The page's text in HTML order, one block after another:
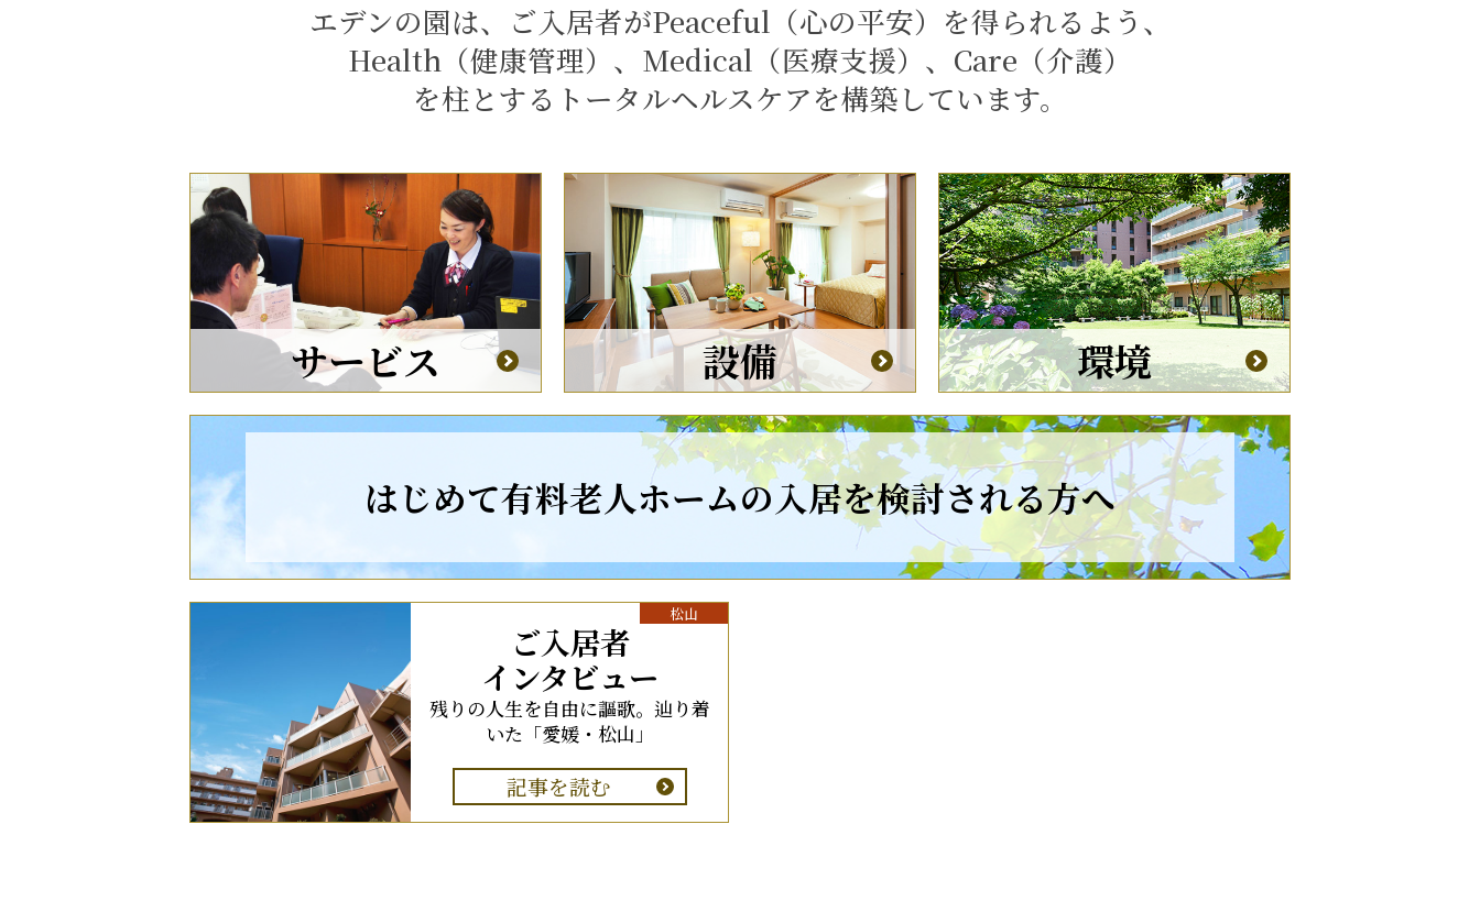
エデンの園は、ご入居者がPeaceful（心の平安）を得られるよう、
Health（健康管理）、Medical（医療支援）、Care（介護）
を柱とするトータルヘルスケアを構築しています。
サービス 設備 環境
はじめて有料老人ホームの入居を検討される方へ
松山
ご入居者
インタビュー
残りの人生を自由に謳歌。辿り着
いた「愛媛・松山」
記事を読む